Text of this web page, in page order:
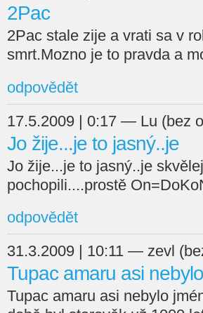
2Pac
2Pac stale zije a vrati sa v
smrt.Mozno je to pravda a
odpovědět
17.5.2009 | 0:17 — Lu (bez
Jo žije...je to jasný..je
Jo žije...je to jasný..je
pochopili....prostě
odpovědět
31.3.2009 | 10:11 — zevl
Tupac amaru asi nebylo
Tupac amaru asi nebylo